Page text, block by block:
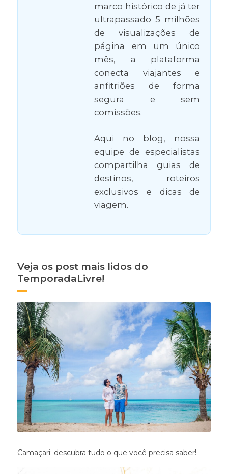
marco histórico de já ter
ultrapassado 5 milhões
de visualizações de
página em um único
mês, a plataforma
conecta viajantes e
anfitriões de forma
segura e sem
comissões.
Aqui no blog, nossa
equipe de especialistas
compartilha guias de
destinos, roteiros
exclusivos e dicas de
viagem.
Veja os post mais lidos do
TemporadaLivre!
Camaçari: descubra tudo o que você precisa saber!